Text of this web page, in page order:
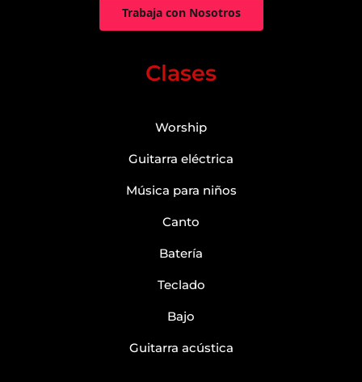
Trabaja con Nosotros
Clases
Worship
Guitarra eléctrica
Música para niños
Canto
Batería
Teclado
Bajo
Guitarra acústica